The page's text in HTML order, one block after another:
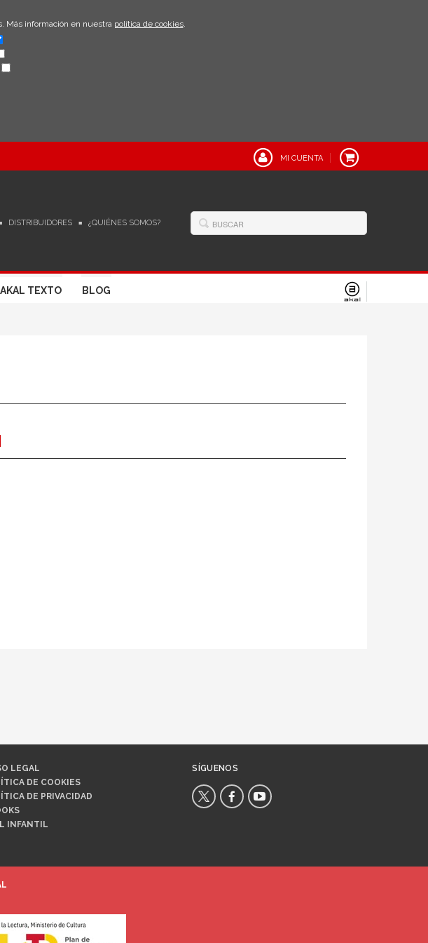
Más información en nuestra política de cookies.
MI CUENTA
DISTRIBUIDORES ¿QUIÉNES SOMOS?
AKAL TEXTO BLOG
LEGAL
DE COOKIES
DE PRIVACIDAD
INFANTIL
SÍGUENOS